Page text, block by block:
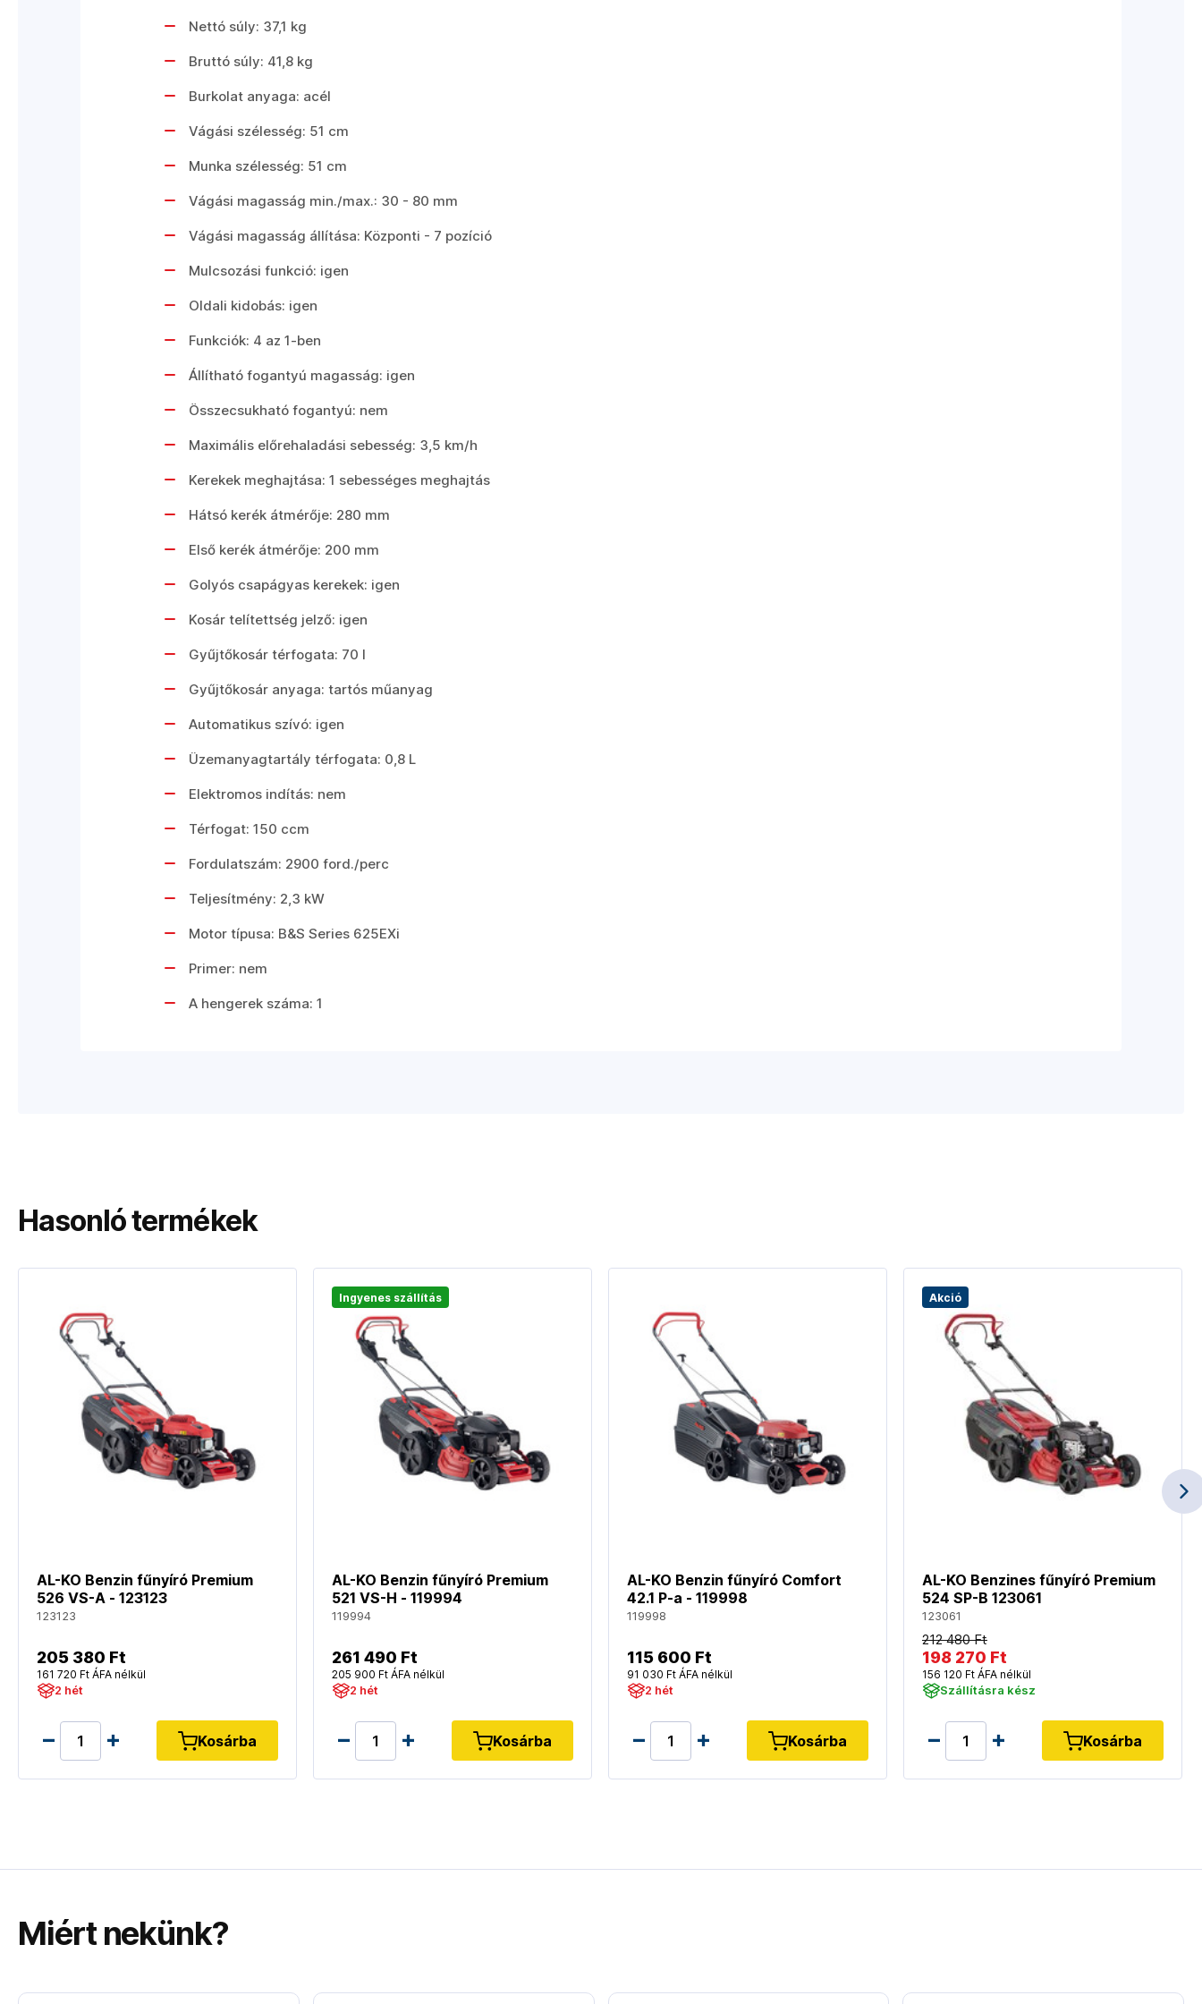
Nettó súly: 37,1 kg
Bruttó súly: 41,8 kg
Burkolat anyaga: acél
Vágási szélesség: 51 cm
Munka szélesség: 51 cm
Vágási magasság min./max.: 30 - 80 mm
Vágási magasság állítása: Központi - 7 pozíció
Mulcsozási funkció: igen
Oldali kidobás: igen
Funkciók: 4 az 1-ben
Állítható fogantyú magasság: igen
Összecsukható fogantyú: nem
Maximális előrehaladási sebesség: 3,5 km/h
Kerekek meghajtása: 1 sebességes meghajtás
Hátsó kerék átmérője: 280 mm
Első kerék átmérője: 200 mm
Golyós csapágyas kerekek: igen
Kosár telítettség jelző: igen
Gyűjtőkosár térfogata: 70 l
Gyűjtőkosár anyaga: tartós műanyag
Automatikus szívó: igen
Üzemanyagtartály térfogata: 0,8 L
Elektromos indítás: nem
Térfogat: 150 ccm
Fordulatszám: 2900 ford./perc
Teljesítmény: 2,3 kW
Motor típusa: B&S Series 625EXi
Primer: nem
A hengerek száma: 1
Hasonló termékek
AL-KO Benzin fűnyíró Premium
526 VS-A - 123123
123123
205 380 Ft
161 720 Ft ÁFA nélkül
2 hét
Kosárba
Ingyenes szállítás
AL-KO Benzin fűnyíró Premium
521 VS-H - 119994
119994
261 490 Ft
205 900 Ft ÁFA nélkül
2 hét
Kosárba
AL-KO Benzin fűnyíró Comfort
42.1 P-a - 119998
119998
115 600 Ft
91 030 Ft ÁFA nélkül
2 hét
Kosárba
Akció
AL-KO Benzines fűnyíró Premium
524 SP-B 123061
123061
212 480 Ft
198 270 Ft
156 120 Ft ÁFA nélkül
Szállításra kész
Kosárba
Miért nekünk?